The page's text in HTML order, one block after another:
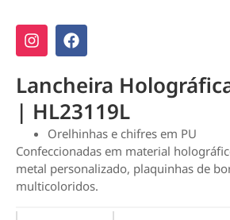
Lancheira
| HL23119L
Orelhinhas e chifres em PU
Confeccionadas em material
metal personalizado, plaquinhas de
multicoloridos.